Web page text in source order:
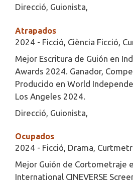
Direcció, Guionista,
Atrapados
2024 - Ficció, Ciència Ficció,
Mejor Escritura de Guión en
Awards 2024. Ganador,
Producido en World
Los Angeles 2024.
Direcció, Guionista,
Ocupados
2024 - Ficció, Drama,
Mejor Guión de Cortometraje
International CINEVERSE